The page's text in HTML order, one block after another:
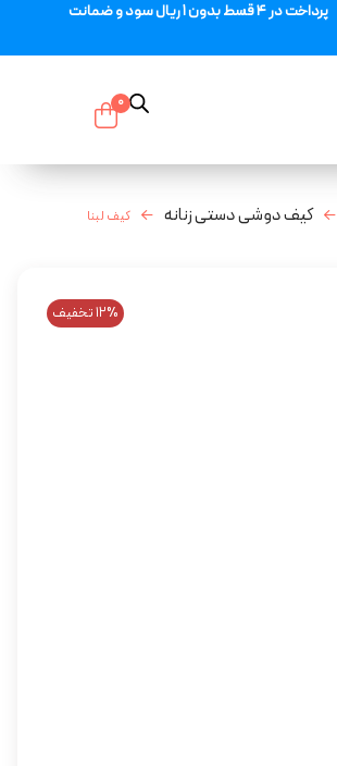
پرداخت در 4 قسط بدون 1 ریال سود و ضمانت
0
کیف دوشی دستی زنانه کیف لبنا
12% تخفیف